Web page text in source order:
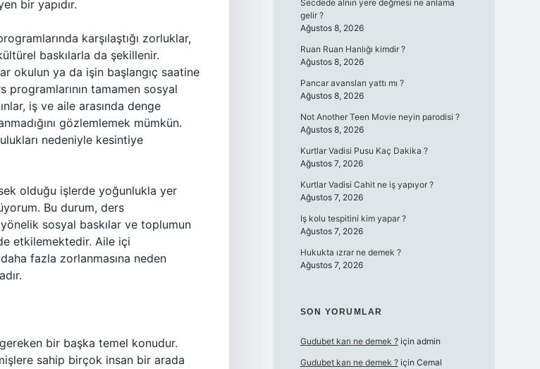
bir yapıdır.
karşılaştığı zorluklar,
baskılarla da şekillenir.
okulun ya da işin başlangıç saatine
programlarının tamamen sosyal
iş ve aile arasında denge
gözlemlemek mümkün.
nedeniyle kesintiye
olduğu işlerde yoğunlukla yer
Bu durum, ders
sosyal baskılar ve toplumun
etkilemektedir. Aile içi
fazla zorlanmasına neden
bir başka temel konudur.
sahip birçok insan bir arada
Secdede alnın yere değmesi ne anlama
gelir ?
Ağustos 8, 2026
Ruan Ruan Hanlığı kimdir ?
Ağustos 8, 2026
Pancar avansları yattı mı ?
Ağustos 8, 2026
Not Another Teen Movie neyin parodisi ?
Ağustos 8, 2026
Kurtlar Vadisi Pusu Kaç Dakika ?
Ağustos 7, 2026
Kurtlar Vadisi Cahit ne iş yapıyor ?
Ağustos 7, 2026
Iş kolu tespitini kim yapar ?
Ağustos 7, 2026
Hukukta ızrar ne demek ?
Ağustos 7, 2026
SON YORUMLAR
Gudubet karı ne demek ?için admin
Gudubet karı ne demek ?için Cemal